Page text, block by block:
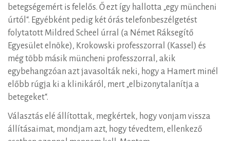
betegségemért is felelős. Ő ezt így hallotta „egy müncheni
úrtól“. Egyébként pedig két órás telefonbeszélgetést
folytatott Mildred Scheel úrral (a Német Ráksegítő
Egyesület elnöke), Krokowski professzorral (Kassel) és
még több másik müncheni professzorral, akik
egybehangzóan azt javasolták neki, hogy a Hamert minél
előbb rúgja ki a klinikáról, mert „elbizonytalanítja a
betegeket“.
Választás elé állítottak, megkértek, hogy vonjam vissza
állításaimat, mondjam azt, hogy tévedtem, ellenkező